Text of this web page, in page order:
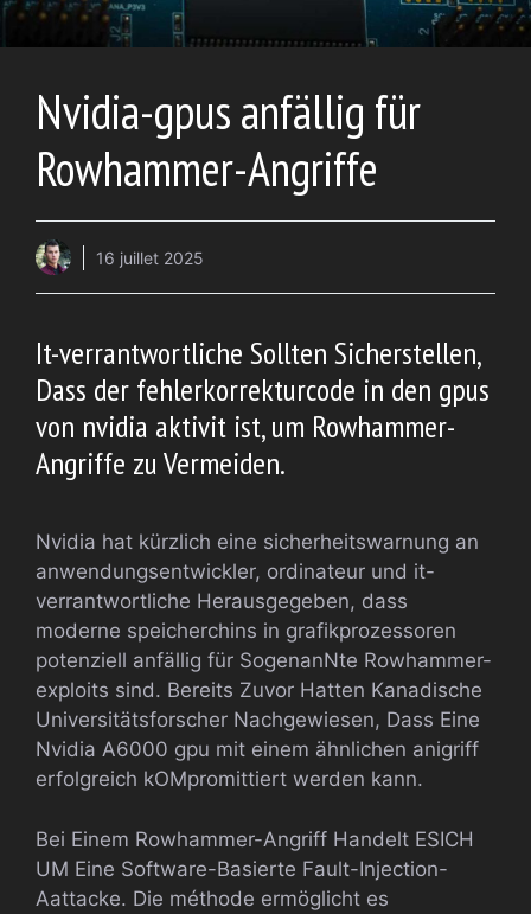
Nvidia-gpus anfällig für
Rowhammer-Angriffe
16 juillet 2025
It-verrantwortliche Sollten Sicherstellen,
Dass der fehlerkorrekturcode in den gpus
von nvidia aktivit ist, um Rowhammer-
Angriffe zu Vermeiden.
Nvidia hat kürzlich eine sicherheitswarnung an
anwendungsentwickler, ordinateur und it-
verrantwortliche Herausgegeben, dass
moderne speicherchins in grafikprozessoren
potenziell anfällig für SogenanNte Rowhammer-
exploits sind. Bereits Zuvor Hatten Kanadische
Universitätsforscher Nachgewiesen, Dass Eine
Nvidia A6000 gpu mit einem ähnlichen anigriff
erfolgreich kOMpromittiert werden kann.
Bei Einem Rowhammer-Angriff Handelt ESICH
UM Eine Software-Basierte Fault-Injection-
Aattacke. Die méthode ermöglicht es